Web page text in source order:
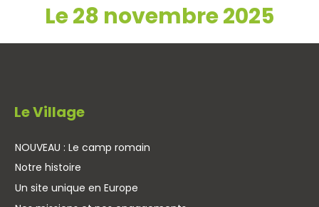
Le 28 novembre 2025
Le Village
NOUVEAU : Le camp romain
Notre histoire
Un site unique en Europe